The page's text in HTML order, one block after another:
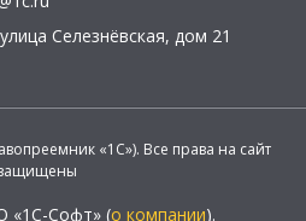
улица Селезнёвская, дом 21
«1С»). Все права на сайт
«1С-Софт» (о компании).